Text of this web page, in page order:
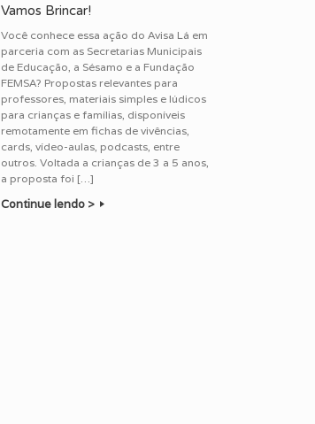
Vamos Brincar!
Você conhece essa ação do Avisa Lá em
parceria com as Secretarias Municipais
de Educação, a Sésamo e a Fundação
FEMSA? Propostas relevantes para
professores, materiais simples e lúdicos
para crianças e famílias, disponíveis
remotamente em fichas de vivências,
cards, vídeo-aulas, podcasts, entre
outros. Voltada a crianças de 3 a 5 anos,
a proposta foi […]
Continue lendo >